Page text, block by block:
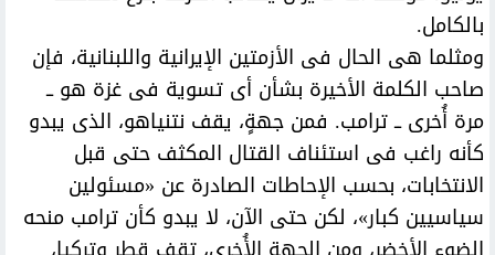
بالكامل.
ومثلما هى الحال فى الأزمتين الإيرانية واللبنانية، فإن
صاحب الكلمة الأخيرة بشأن أى تسوية فى غزة هو ــ
مرة أُخرى ــ ترامب. فمن جهةٍ، يقف نتنياهو، الذى يبدو
كأنه راغب فى استئناف القتال المكثف حتى قبل
الانتخابات، بحسب الإحاطات الصادرة عن «مسئولين
سياسيين كبار»، لكن حتى الآن، لا يبدو كأن ترامب منحه